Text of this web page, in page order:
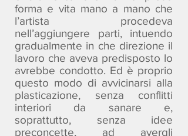
forma e vita mano a mano che
l’artista procedeva
nell’aggiungere parti, intuendo
gradualmente in che direzione il
lavoro che aveva predisposto lo
avrebbe condotto. Ed è proprio
questo modo di avvicinarsi alla
plasticazione, senza conflitti
interiori da sanare e,
soprattutto, senza idee
preconcette, ad avergli